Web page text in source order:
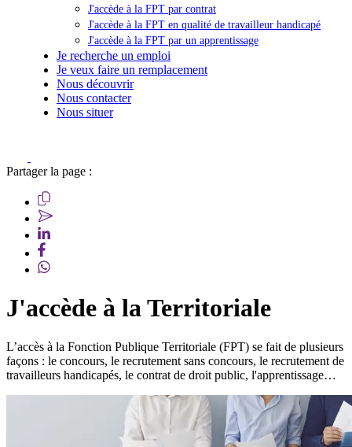
J'accède à la FPT par contrat
J'accède à la FPT en qualité de travailleur handicapé
J'accède à la FPT par un apprentissage
Je recherche un emploi
Je veux faire un remplacement
Nous découvrir
Nous contacter
Nous situer
Partager la page :
J'accède à la Territoriale
L’accès à la Fonction Publique Territoriale (FPT) se fait de plusieurs
façons : le concours, le recrutement sans concours, le recrutement de
travailleurs handicapés, le contrat de droit public, l'apprentissage…